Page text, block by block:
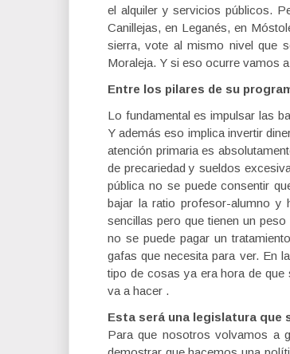
el alquiler y servicios públicos.
Canillejas, en Leganés, en
sierra, vote al mismo nivel que
Moraleja. Y si eso ocurre vamos a
Entre los pilares de su
Lo fundamental es impulsar las
Y además eso implica invertir
atención primaria es
de precariedad y sueldos
pública no se puede consentir
bajar la ratio profesor-alumno y
sencillas pero que tienen un
no se puede pagar un
gafas que necesita para ver. En
tipo de cosas ya era hora de
va a hacer .
Esta será una legislatura que
Para que nosotros volvamos a